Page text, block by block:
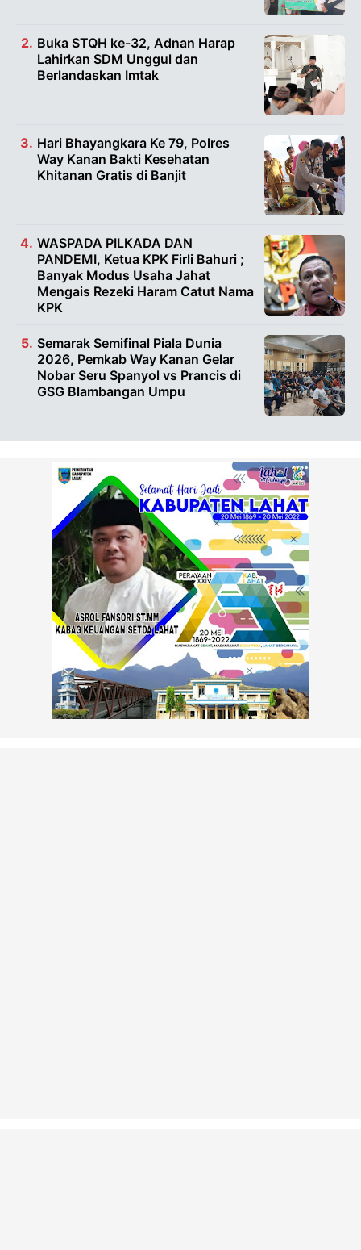
Buka STQH ke-32, Adnan Harap
Lahirkan SDM Unggul dan
Berlandaskan Imtak
Hari Bhayangkara Ke 79, Polres
Way Kanan Bakti Kesehatan
Khitanan Gratis di Banjit
WASPADA PILKADA DAN
PANDEMI, Ketua KPK Firli Bahuri ;
Banyak Modus Usaha Jahat
Mengais Rezeki Haram Catut Nama
KPK
Semarak Semifinal Piala Dunia
2026, Pemkab Way Kanan Gelar
Nobar Seru Spanyol vs Prancis di
GSG Blambangan Umpu